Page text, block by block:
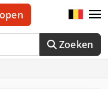
Zoeken